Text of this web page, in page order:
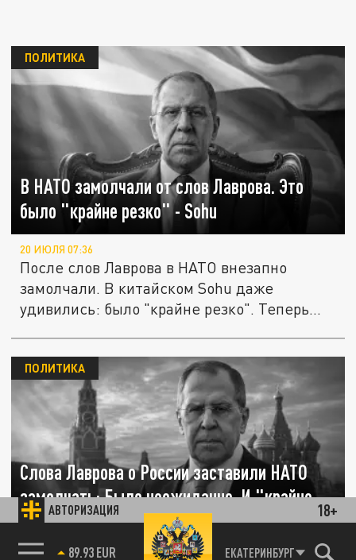
АВТОРИЗАЦИЯ 18+
85.64 BRENT ЕКАТЕРИНБУРГ
В НАТО замолчали от слов Лаврова. Это
было "крайне резко" - Sohu
ПОЛИТИКА
20 ИЮЛЯ 07:36
После слов Лаврова в НАТО внезапно
замолчали. В китайском Sohu даже
удивились: было "крайне резко". Теперь...
Слова Лаврова о России заставили НАТО
замолчать: Было неожиданно. И "крайне
резко" - Sohu
ПОЛИТИКА